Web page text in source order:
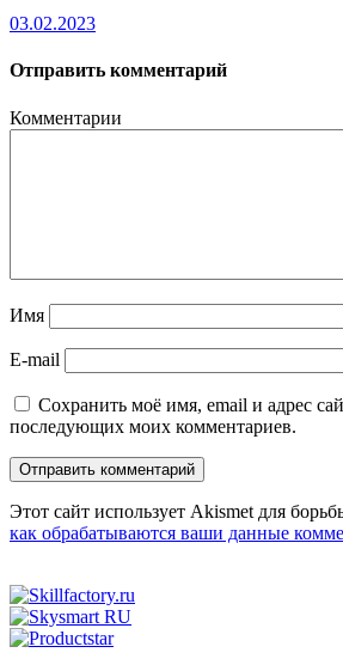
03.02.2023
Отправить комментарий
Комментарии
Имя
E-mail
Сохранить моё имя, email и адрес
последующих моих комментариев.
Этот сайт использует Akismet для
как обрабатываются ваши данные